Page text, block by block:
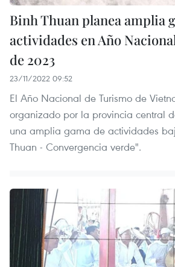
Binh Thuan planea amplia
actividades en Año
de 2023
23/11/2022 09:52
El Año Nacional de Turismo de
organizado por la provincia central
una amplia gama de actividades
Thuan - Convergencia verde".